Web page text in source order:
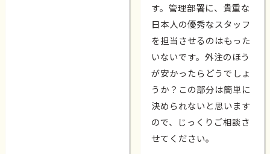
す。管理部署に、貴重な
日本人の優秀なスタッフ
を担当させるのはもった
いないです。外注のほう
が安かったらどうでしょ
うか？この部分は簡単に
決められないと思います
ので、じっくりご相談さ
せてください。